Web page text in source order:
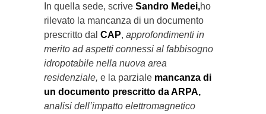
In quella sede, scrive Sandro Medei,ho
rilevato la mancanza di un documento
prescritto dal CAP, approfondimenti in
merito ad aspetti connessi al fabbisogno
idropotabile nella nuova area
residenziale, e la parziale mancanza di
un documento prescritto da ARPA,
analisi dell’impatto elettromagnetico